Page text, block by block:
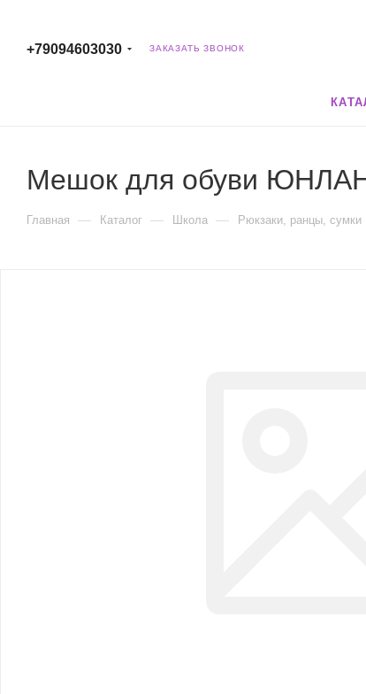
+79094603030 ЗАКАЗАТЬ ЗВОНОК
Мешок для обуви
Главная — Каталог — Школа — Рюкзаки, ранцы, сумки